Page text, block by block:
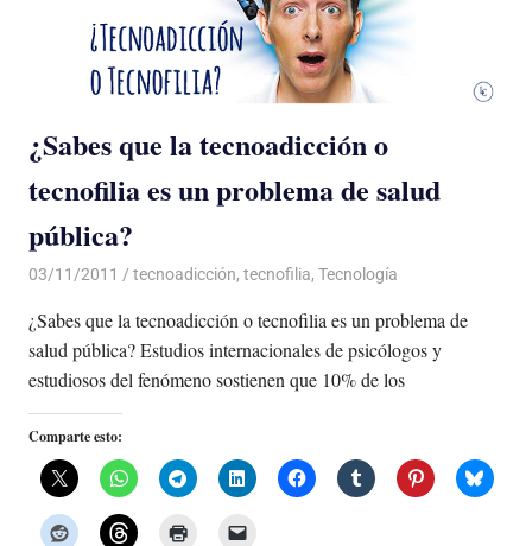
¿Sabes que la tecnoadicción o
tecnofilia es un problema de salud
pública?
03/11/2011 Luis Castellanos
tecnoadicción, tecnofilia, Tecnología
¿Sabes que la tecnoadicción o tecnofilia es un problema de
salud pública? Estudios internacionales de psicólogos y
estudiosos del fenómeno sostienen que 10% de los
Comparte esto: